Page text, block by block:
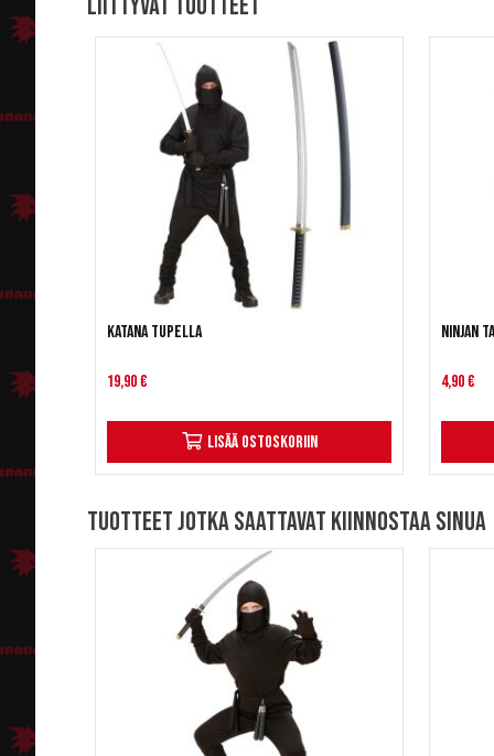
Katana tupella
19,90 €
Lisää ostoskoriin
Ninjan
4,90 €
Tuotteet jotka saattavat kiinnostaa sinua